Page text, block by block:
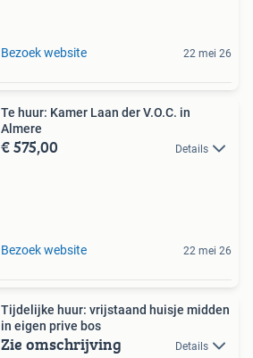
Bezoek website 22 mei 26
Te huur: Kamer Laan der V.O.C. in
Almere
€ 575,00 Details
Bezoek website 22 mei 26
Tijdelijke huur: vrijstaand huisje midden
in eigen prive bos
Zie omschrijving Details